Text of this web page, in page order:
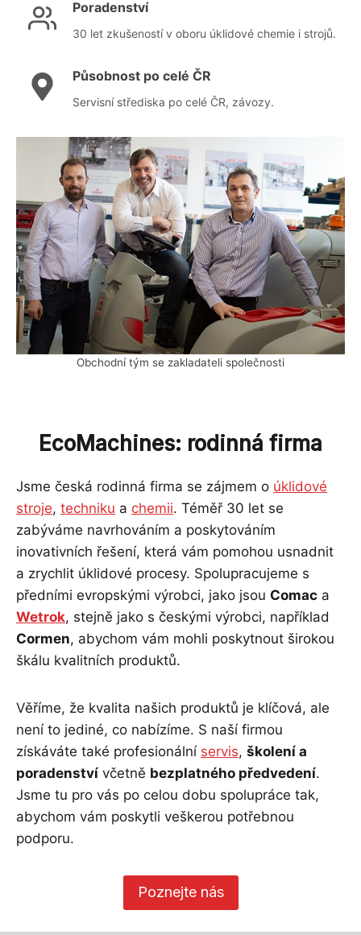
Poradenství
30 let zkušeností v oboru úklidové chemie i strojů.
Působnost po celé ČR
Servisní střediska po celé ČR, závozy.
Obchodní tým se zakladateli společnosti
EcoMachines: rodinná firma
Jsme česká rodinná firma se zájmem o úklidové
stroje, techniku a chemii. Téměř 30 let se
zabýváme navrhováním a poskytováním
inovativních řešení, která vám pomohou usnadnit
a zrychlit úklidové procesy. Spolupracujeme s
předními evropskými výrobci, jako jsou Comac a
Wetrok, stejně jako s českými výrobci, například
Cormen, abychom vám mohli poskytnout širokou
škálu kvalitních produktů.
Věříme, že kvalita našich produktů je klíčová, ale
není to jediné, co nabízíme. S naší firmou
získáváte také profesionální servis, školení a
poradenství včetně bezplatného předvedení.
Jsme tu pro vás po celou dobu spolupráce tak,
abychom vám poskytli veškerou potřebnou
podporu.
Poznejte nás